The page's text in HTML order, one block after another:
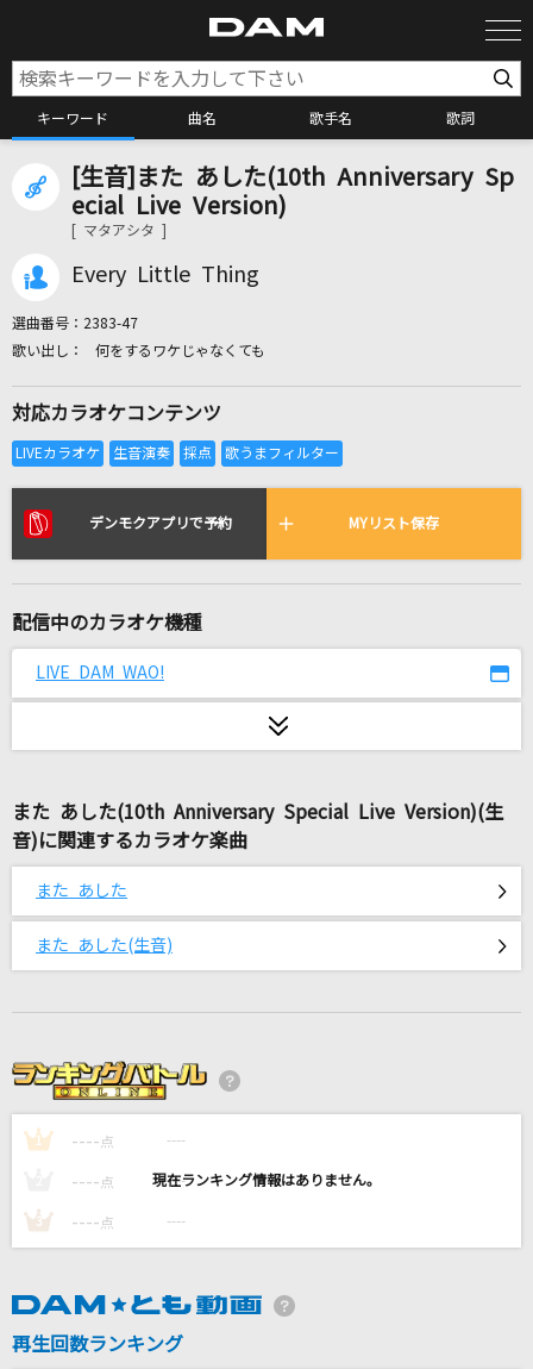
キーワード 曲名 歌手名 歌詞
カラオケ検索
カラオケ店舗検索
カラオケリクエスト
リアルタイムで歌われている曲の一覧
マリーゴールド
宿命
Official髭男dism
back number
[生音]いい日旅立ち
山口百恵
BLAZE
KOTOKO
[生音]RAIN
SEKAI NO OWARI(世界の終わり)
パラレルワールド
BAK
BON-BON BLANCO
愛燦燦
[生音]また あした(10th Anniversary Sp
ecial Live Version)
[ マタアシタ ]
Every Little Thing
選曲番号： 2383-47
何をするワケじゃなくても
対応カラオケコンテンツ
デンモクアプリで予約 MYリスト保存
配信中のカラオケ機種
LIVE DAM WAO!
また あした(10th Anniversary Special Live Version)(生
音)に関連するカラオケ楽曲
また あした
また あした(生音)
1 ---- 点 ----
---- 点 ----
3 ---- 点 ----
再生回数ランキング